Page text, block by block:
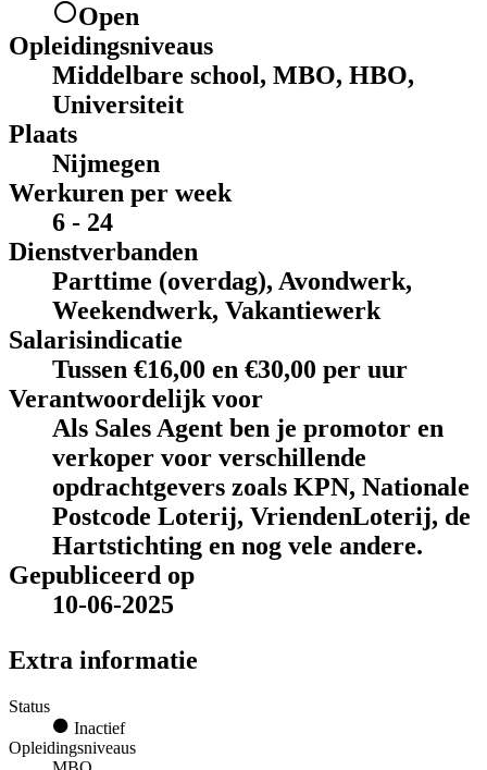
Open
Opleidingsniveaus
Middelbare school, MBO, HBO,
Universiteit
Plaats
Nijmegen
Werkuren per week
6 - 24
Dienstverbanden
Parttime (overdag), Avondwerk,
Weekendwerk, Vakantiewerk
Salarisindicatie
Tussen €16,00 en €30,00 per uur
Verantwoordelijk voor
Als Sales Agent ben je promotor en
verkoper voor verschillende
opdrachtgevers zoals KPN, Nationale
Postcode Loterij, VriendenLoterij, de
Hartstichting en nog vele andere.
Gepubliceerd op
10-06-2025
Extra informatie
Status
Inactief
Opleidingsniveaus